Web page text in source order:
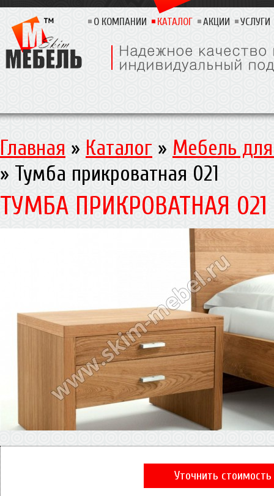
О КОМПАНИИ КАТАЛОГ АКЦИИ УСЛУГИ
Главная » Каталог » Мебель
» Тумба прикроватная 021
ТУМБА ПРИКРОВАТНАЯ 021
Уточнить стоимость